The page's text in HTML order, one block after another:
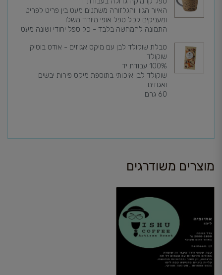
האיור הגוון והגלזורה משתנים מעט בין פריט לפריט
ומעניקים לכל ספל אופי מיוחד משלו
התמונה להמחשה בלבד - כל ספל יחודי ושונה מעט
טבלת שוקולד לבן עם מיקס אגוזים - אודט בוטיק
שוקולד
100% עבודת יד
שוקולד לבן איכותי בתוספת מיקס פירות יבשים
ואגוזים.
60 גרם
מוצרים משודרגים